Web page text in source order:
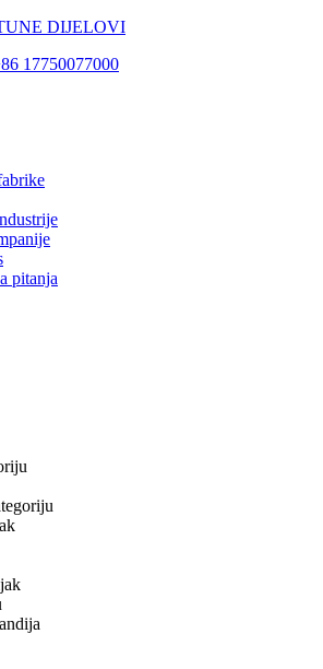
DIJELOVI
17750077000
pitanja